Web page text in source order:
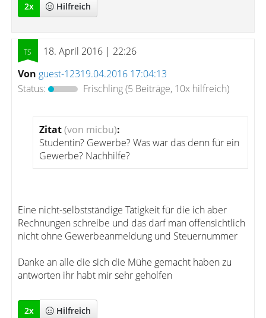
2x Hilfreich
18. April 2016 | 22:26
Von guest-12319.04.2016 17:04:13
Status:
Frischling(5 Beiträge, 10x hilfreich)
Zitat(von micbu):
Studentin? Gewerbe? Was war das denn für ein
Gewerbe? Nachhilfe?
Eine nicht-selbstständige Tätigkeit für die ich aber
Rechnungen schreibe und das darf man offensichtlich
nicht ohne Gewerbeanmeldung und Steuernummer
Danke an alle die sich die Mühe gemacht haben zu
antworten ihr habt mir sehr geholfen
2x Hilfreich